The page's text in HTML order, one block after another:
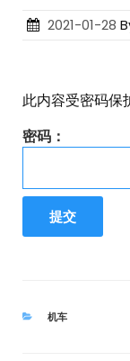
Posted
2021-01-28
此内容受密码保
密码：
CATEGORIES
机车